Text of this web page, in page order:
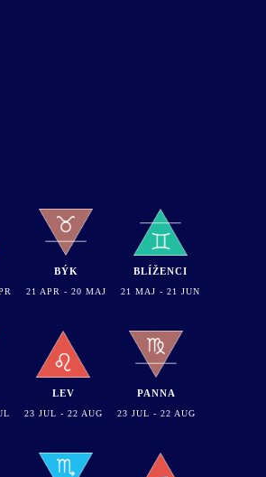
BÝK
21 APR - 20 MAJ
BLÍŽENCI
21 MAJ - 21 JUN
LEV
23 JUL - 22 AUG
PANNA
23 JUL - 22 AUG